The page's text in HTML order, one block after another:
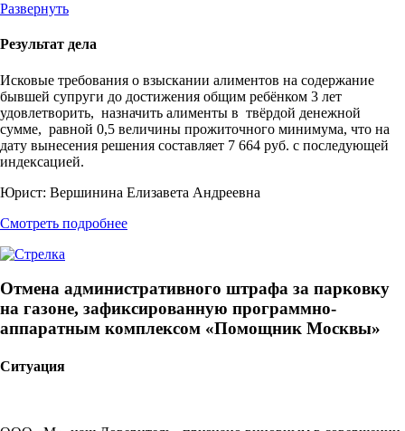
Развернуть
Результат дела
Исковые требования о взыскании алиментов на содержание
бывшей супруги до достижения общим ребёнком 3 лет
удовлетворить, назначить алименты в твёрдой денежной
сумме, равной 0,5 величины прожиточного минимума, что на
дату вынесения решения составляет 7 664 руб. с последующей
индексацией.
Юрист: Вершинина Елизавета Андреевна
Смотреть подробнее
Отмена административного штрафа за парковку
на газоне, зафиксированную программно-
аппаратным комплексом «Помощник Москвы»
Ситуация